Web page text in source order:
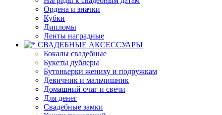
Ордена и значки
Кубки
Дипломы
Ленты наградные
СВАДЕБНЫЕ АКСЕССУАРЫ
Бокалы свадебные
Букеты дублеры
Бутоньерки жениху и подружкам
Девичник и мальчишник
Домашний очаг и свечи
Для денег
Свадебные замки